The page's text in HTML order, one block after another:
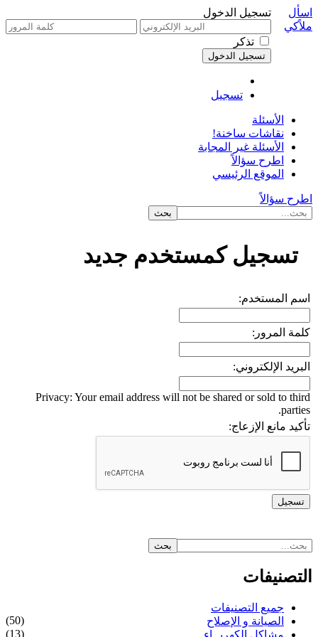
تسجيل الدخول
تذكر
تسجيل
اسأل
ملاًكي
الأسئلة
نقاشات ساخنة!
الأسئلة غير المجابة
اطرح سؤالاً
الموقع الرئيسي
اطرح سؤالاً
تسجيل كمستخدم جديد
اسم المستخدم:
كلمة المرور:
البريد الإلكتروني:
Privacy: Your email address will not be shared or sold to third
parties.
تأكيد مانع الإزعاج:
التصنيفات
جميع التصنيفات
الصيانة و الإصلاح
(50)
(13)